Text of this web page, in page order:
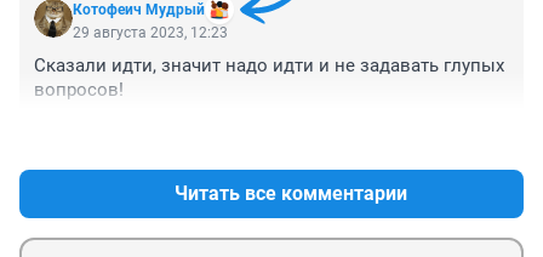
Котофеич Мудрый
29 августа 2023, 12:23
Сказали идти, значит надо идти и не задавать глупых
вопросов!
Читать все комментарии